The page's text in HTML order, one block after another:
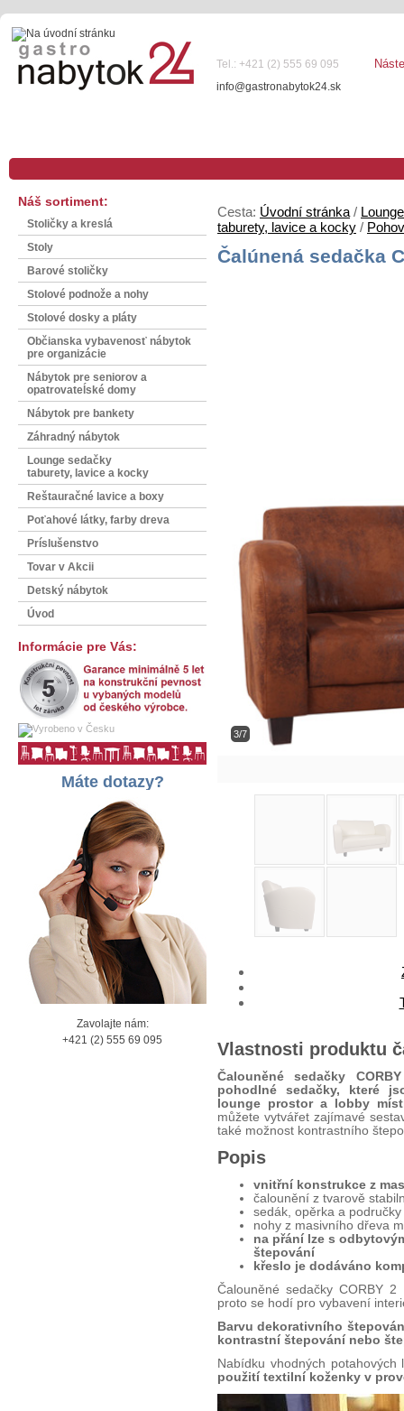
Tel.: +421 (2) 555 69 095
info@gastronabytok24.sk
Náš sortiment:
Stoličky a kreslá
Stoly
Barové stoličky
Stolové podnože a nohy
Stolové dosky a pláty
Občianska vybavenosť nábytok
pre organizácie
Nábytok pre seniorov a
opatrovateĺské domy
Nábytok pre bankety
Záhradný nábytok
Lounge sedačky
taburety, lavice a kocky
Reštauračné lavice a boxy
Poťahové látky, farby dreva
Príslušenstvo
Tovar v Akcii
Detský nábytok
Úvod
Informácie pre Vás:
Máte dotazy?
Zavolajte nám:
+421 (2) 555 69 095
Cesta: Úvodní stránka /
taburety, lavice a kocky /
Čalúnená sedačka
3/7
Vlastnosti produktu
Čalouněné sedačky
pohodlné sedačky, které
lounge prostor a lobby
můžete vytvářet zajímavé
také možnost kontrastního
Popis
vnitřní konstrukce z
čalounění z tvarově
sedák, opěrka a
nohy z masivního dřeva
na přání lze s
štepování
křeslo je dodáváno
Čalouněné sedačky CORBY
proto se hodí pro vybavení
Barvu dekorativního
kontrastní štepování nebo
Nabídku vhodných
použití textilní koženky v